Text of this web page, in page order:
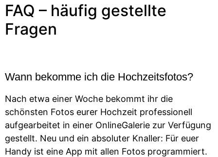
FAQ – häufig gestellte
Fragen
Wann bekomme ich die Hochzeitsfotos?
Nach etwa einer Woche bekommt ihr die
schönsten Fotos eurer Hochzeit professionell
aufgearbeitet in einer OnlineGalerie zur Verfügung
gestellt. Neu und ein absoluter Knaller: Für euer
Handy ist eine App mit allen Fotos programmiert.